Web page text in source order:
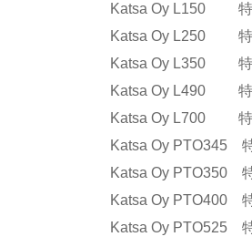
Katsa Oy L150 特点
Katsa Oy L250 特点
Katsa Oy L350 特点
Katsa Oy L490 特点
Katsa Oy L700 特点
Katsa Oy PTO345
Katsa Oy PTO350
Katsa Oy PTO400
Katsa Oy PTO525